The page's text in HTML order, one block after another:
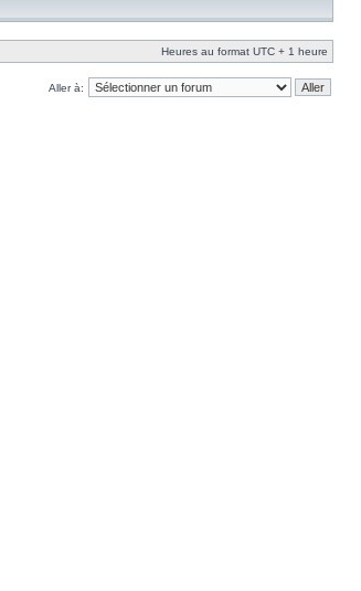
Heures au format UTC + 1 heure
Aller à: